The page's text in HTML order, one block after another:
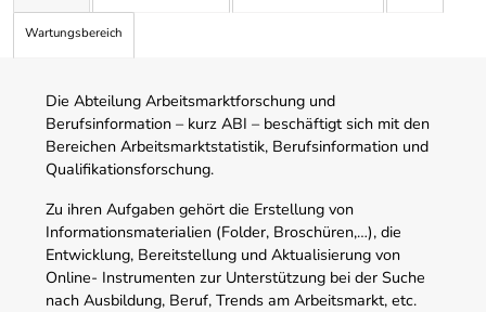
Wartungsbereich
Die Abteilung Arbeitsmarktforschung und
Berufsinformation – kurz ABI – beschäftigt sich mit den
Bereichen Arbeitsmarktstatistik, Berufsinformation und
Qualifikationsforschung.
Zu ihren Aufgaben gehört die Erstellung von
Informationsmaterialien (Folder, Broschüren,…), die
Entwicklung, Bereitstellung und Aktualisierung von
Online- Instrumenten zur Unterstützung bei der Suche
nach Ausbildung, Beruf, Trends am Arbeitsmarkt, etc.